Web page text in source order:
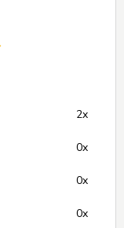
2x
0x
0x
0x